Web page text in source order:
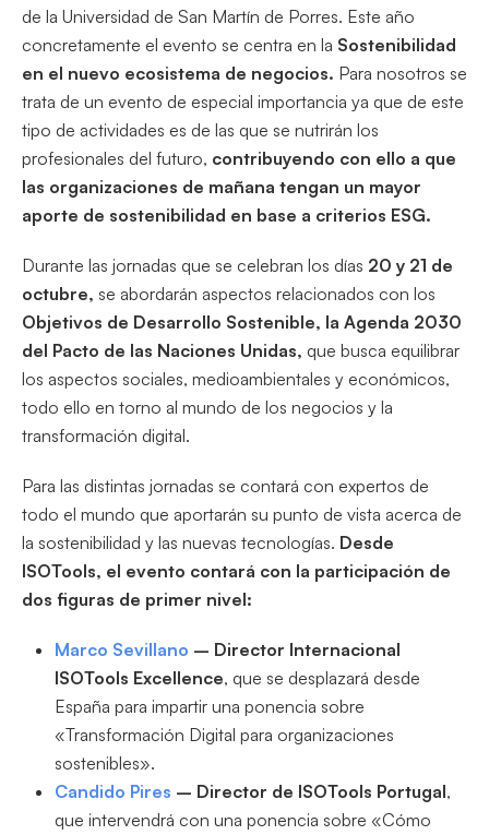
de la Universidad de San Martín de Porres. Este año
concretamente el evento se centra en la Sostenibilidad
en el nuevo ecosistema de negocios. Para nosotros se
trata de un evento de especial importancia ya que de este
tipo de actividades es de las que se nutrirán los
profesionales del futuro, contribuyendo con ello a que
las organizaciones de mañana tengan un mayor
aporte de sostenibilidad en base a criterios ESG.
Durante las jornadas que se celebran los días 20 y 21 de
octubre, se abordarán aspectos relacionados con los
Objetivos de Desarrollo Sostenible, la Agenda 2030
del Pacto de las Naciones Unidas, que busca equilibrar
los aspectos sociales, medioambientales y económicos,
todo ello en torno al mundo de los negocios y la
transformación digital.
Para las distintas jornadas se contará con expertos de
todo el mundo que aportarán su punto de vista acerca de
la sostenibilidad y las nuevas tecnologías. Desde
ISOTools, el evento contará con la participación de
dos figuras de primer nivel:
Marco Sevillano – Director Internacional
ISOTools Excellence, que se desplazará desde
España para impartir una ponencia sobre
«Transformación Digital para organizaciones
sostenibles».
Candido Pires – Director de ISOTools Portugal,
que intervendrá con una ponencia sobre «Cómo